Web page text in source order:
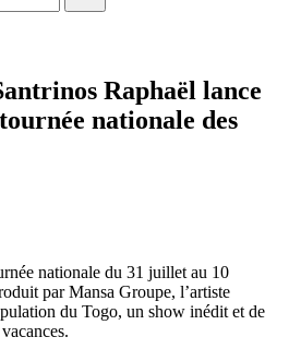
Raphaël lance
nationale des
nationale du 31 juillet au 10
par Mansa Groupe, l’artiste
du Togo, un show inédit et de